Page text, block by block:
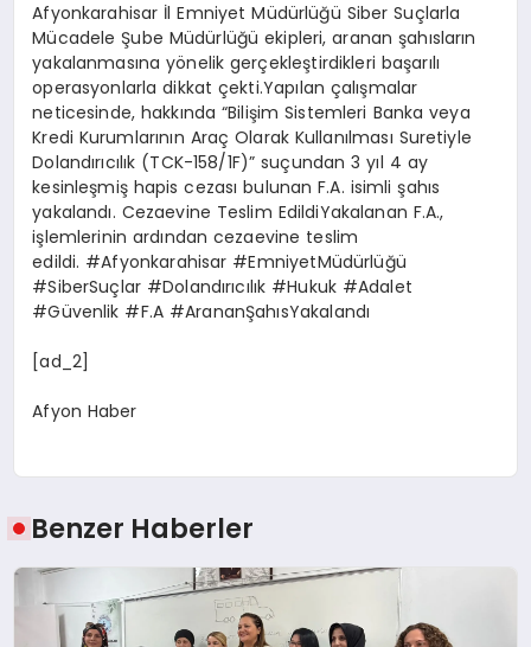
Afyonkarahisar İl Emniyet Müdürlüğü Siber Suçlarla
Mücadele Şube Müdürlüğü ekipleri, aranan şahısların
yakalanmasına yönelik gerçekleştirdikleri başarılı
operasyonlarla dikkat çekti.Yapılan çalışmalar
neticesinde, hakkında “Bilişim Sistemleri Banka veya
Kredi Kurumlarının Araç Olarak Kullanılması Suretiyle
Dolandırıcılık (TCK-158/1F)” suçundan 3 yıl 4 ay
kesinleşmiş hapis cezası bulunan F.A. isimli şahıs
yakalandı. Cezaevine Teslim EdildiYakalanan F.A.,
işlemlerinin ardından cezaevine teslim
edildi. #Afyonkarahisar #EmniyetMüdürlüğü
#SiberSuçlar #Dolandırıcılık #Hukuk #Adalet
#Güvenlik #F.A #ArananŞahısYakalandı
[ad_2]
Afyon Haber
Benzer Haberler